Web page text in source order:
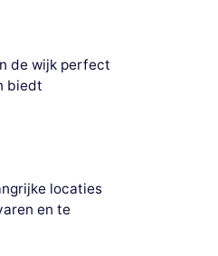
de wijk perfect
biedt
locaties
en te